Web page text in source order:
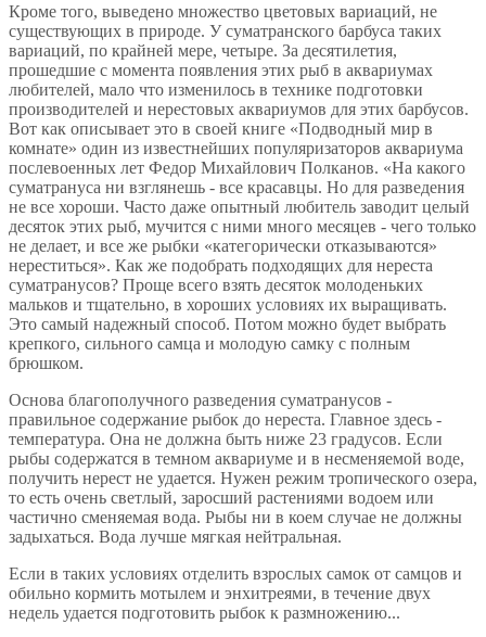
Кроме того, выведено множество цветовых вариаций, не
существующих в природе. У суматранского барбуса таких
вариаций, по крайней мере, четыре. За десятилетия,
прошедшие с момента появления этих рыб в аквариумах
любителей, мало что изменилось в технике подготовки
производителей и нерестовых аквариумов для этих барбусов.
Вот как описывает это в своей книге «Подводный мир в
комнате» один из известнейших популяризаторов аквариума
послевоенных лет Федор Михайлович Полканов. «На какого
суматрануса ни взглянешь - все красавцы. Но для разведения
не все хороши. Часто даже опытный любитель заводит целый
десяток этих рыб, мучится с ними много месяцев - чего только
не делает, и все же рыбки «категорически отказываются»
нереститься». Как же подобрать подходящих для нереста
суматранусов? Проще всего взять десяток молоденьких
мальков и тщательно, в хороших условиях их выращивать.
Это самый надежный способ. Потом можно будет выбрать
крепкого, сильного самца и молодую самку с полным
брюшком.
Основа благополучного разведения суматранусов -
правильное содержание рыбок до нереста. Главное здесь -
температура. Она не должна быть ниже 23 градусов. Если
рыбы содержатся в темном аквариуме и в несменяемой воде,
получить нерест не удается. Нужен режим тропического озера,
то есть очень светлый, заросший растениями водоем или
частично сменяемая вода. Рыбы ни в коем случае не должны
задыхаться. Вода лучше мягкая нейтральная.
Если в таких условиях отделить взрослых самок от самцов и
обильно кормить мотылем и энхитреями, в течение двух
недель удается подготовить рыбок к размножению...